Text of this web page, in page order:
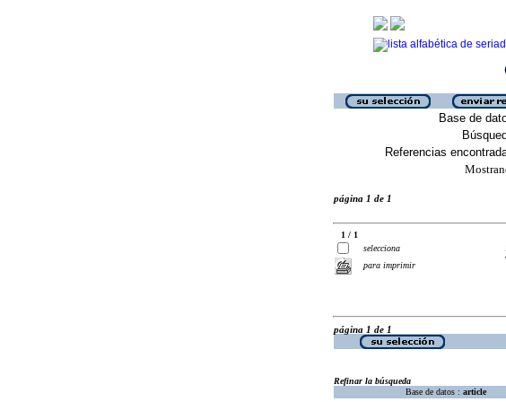
Base de
Referencias
página 1 de 1
1 / 1
selecciona
para imprimir
página 1 de 1
Refinar la búsqueda
Base de datos : article